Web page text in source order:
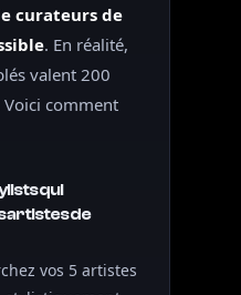
curateurs de
. En réalité,
valent 200
Voici comment
qui
artistes de
vos 5 artistes